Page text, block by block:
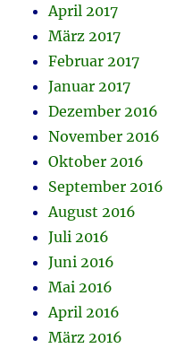
April 2017
März 2017
Februar 2017
Januar 2017
Dezember 2016
November 2016
Oktober 2016
September 2016
August 2016
Juli 2016
Juni 2016
Mai 2016
April 2016
März 2016